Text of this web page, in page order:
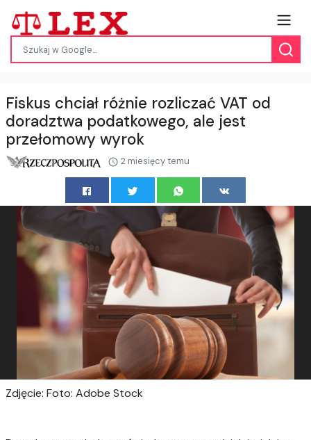
Fiskus chciał różnie rozliczać VAT od
doradztwa podatkowego, ale jest
przełomowy wyrok
2 miesięcy temu
Zdjęcie: Foto: Adobe Stock